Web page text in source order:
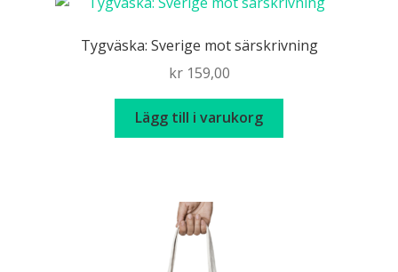
Tygväska: Sverige mot särskrivning
kr159,00
Lägg till i varukorg